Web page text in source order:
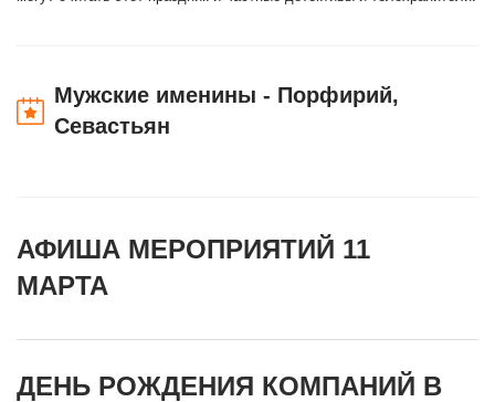
Мужские именины - Порфирий,
Севастьян
АФИША МЕРОПРИЯТИЙ 11
МАРТА
ДЕНЬ РОЖДЕНИЯ КОМПАНИЙ В